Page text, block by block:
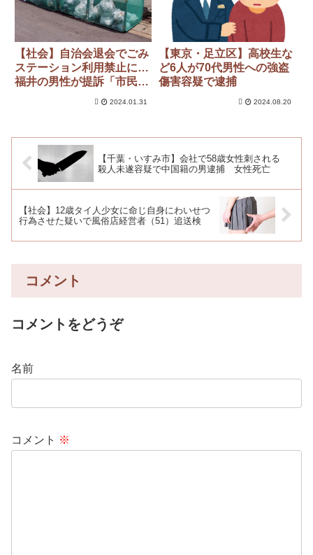
【社会】自治会退会でごみ
ステーション利用禁止に…
福井の男性が提訴「市民と
2024.01.31
【東京・足立区】高校生な
ど6人が70代男性への強盗
傷害容疑で逮捕
2024.08.20
【千葉・いすみ市】会社で58歳女性刺される
殺人未遂容疑で中国籍の男逮捕 女性死亡
【社会】12歳タイ人少女に命じ自身にわいせつ
行為させた疑いで風俗店経営者（51）追送検
コメント
コメントをどうぞ
名前
コメント ※